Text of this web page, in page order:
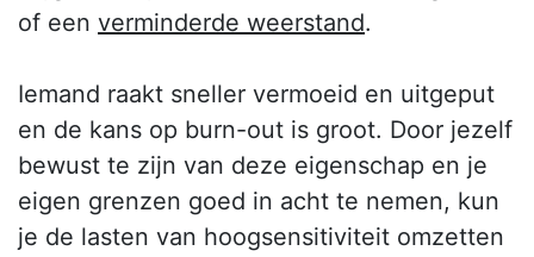
of een verminderde weerstand.
Iemand raakt sneller vermoeid en uitgeput
en de kans op burn-out is groot. Door jezelf
bewust te zijn van deze eigenschap en je
eigen grenzen goed in acht te nemen, kun
je de lasten van hoogsensitiviteit omzetten